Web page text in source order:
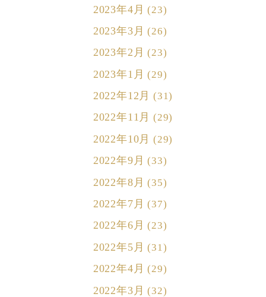
2023年4月 (23)
2023年3月 (26)
2023年2月 (23)
2023年1月 (29)
2022年12月 (31)
2022年11月 (29)
2022年10月 (29)
2022年9月 (33)
2022年8月 (35)
2022年7月 (37)
2022年6月 (23)
2022年5月 (31)
2022年4月 (29)
2022年3月 (32)